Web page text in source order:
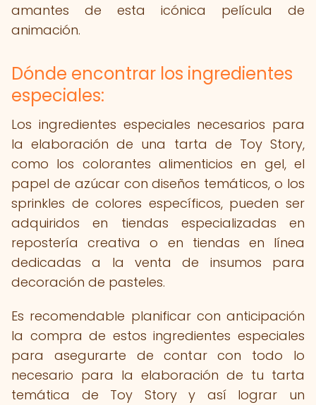
amantes de esta icónica película de
animación.
Dónde encontrar los ingredientes
especiales:
Los ingredientes especiales necesarios para
la elaboración de una tarta de Toy Story,
como los colorantes alimenticios en gel, el
papel de azúcar con diseños temáticos, o los
sprinkles de colores específicos, pueden ser
adquiridos en tiendas especializadas en
repostería creativa o en tiendas en línea
dedicadas a la venta de insumos para
decoración de pasteles.
Es recomendable planificar con anticipación
la compra de estos ingredientes especiales
para asegurarte de contar con todo lo
necesario para la elaboración de tu tarta
temática de Toy Story y así lograr un